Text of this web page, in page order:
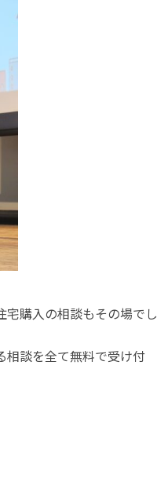
購入の相談もその場でし
相談を全て無料で受け付